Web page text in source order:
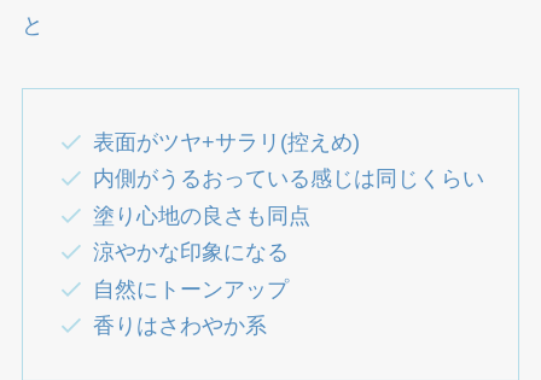
と
表面がツヤ+サラリ(控えめ)
内側がうるおっている感じは同じくらい
塗り心地の良さも同点
涼やかな印象になる
自然にトーンアップ
香りはさわやか系